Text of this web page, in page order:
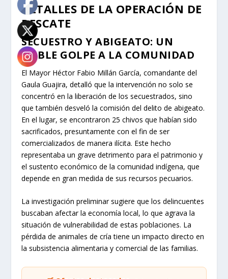
DETALLES DE LA OPERACIÓN DE
RESCATE
SECUESTRO Y ABIGEATO: UN
DOBLE GOLPE A LA COMUNIDAD
El Mayor Héctor Fabio Millán García, comandante del
Gaula Guajira, detalló que la intervención no solo se
concentró en la liberación de los secuestrados, sino
que también desveló la comisión del delito de abigeato.
En el lugar, se encontraron 25 chivos que habían sido
sacrificados, presuntamente con el fin de ser
comercializados de manera ilícita. Este hecho
representaba un grave detrimento para el patrimonio y
el sustento económico de la comunidad indígena, que
depende en gran medida de sus recursos pecuarios.
La investigación preliminar sugiere que los delincuentes
buscaban afectar la economía local, lo que agrava la
situación de vulnerabilidad de estas poblaciones. La
pérdida de animales de cría tiene un impacto directo en
la subsistencia alimentaria y comercial de las familias.